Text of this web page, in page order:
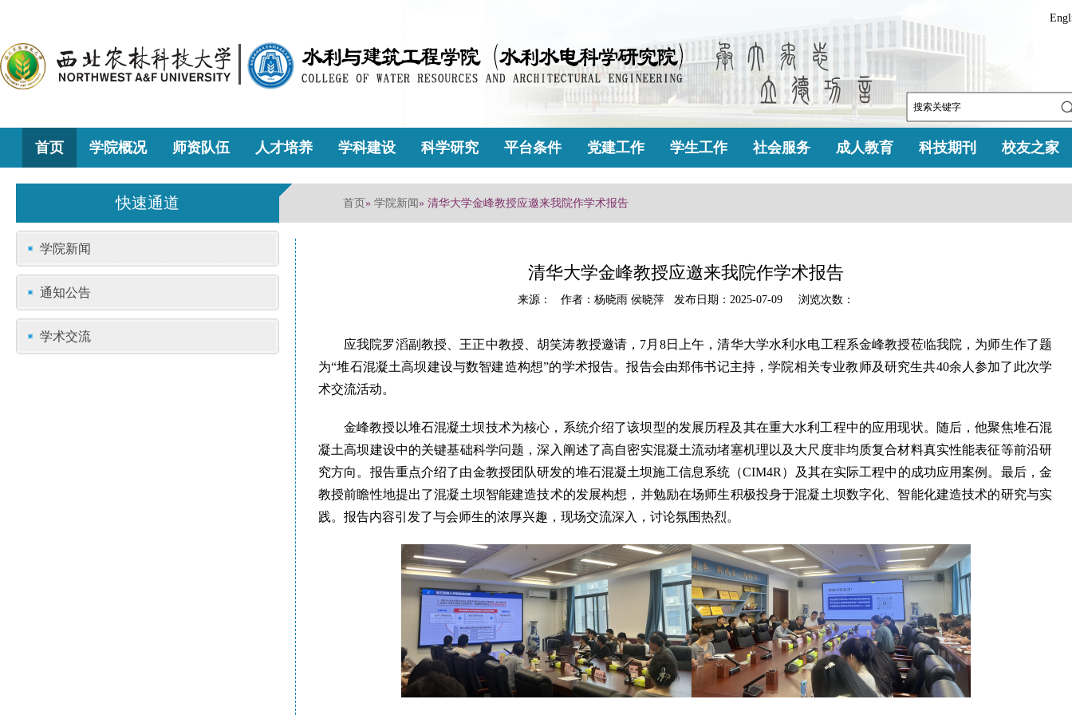
首页 学院概况 师资队伍 人才培养 学科建设 科学研究 平台条件 党建工作 学生工作 社会服务 成人教育 科技期刊 校友之家
快速通道 首页 » 学院新闻» 清华大学金峰教授应邀来我院作学术报告
学院新闻
通知公告
学术交流
清华大学金峰教授应邀来我院作学术报告
来源： 作者：杨晓雨 侯晓萍 发布日期：2025-07-09 浏览次数：
应我院罗滔副教授、王正中教授、胡笑涛教授邀请，7月8日上午，清华大学水利水电工程系金峰教授莅临我院，为师生作了题
为“堆石混凝土高坝建设与数智建造构想”的学术报告。报告会由郑伟书记主持，学院相关专业教师及研究生共40余人参加了此次学
术交流活动。
金峰教授以堆石混凝土坝技术为核心，系统介绍了该坝型的发展历程及其在重大水利工程中的应用现状。随后，他聚焦堆石混
凝土高坝建设中的关键基础科学问题，深入阐述了高自密实混凝土流动堵塞机理以及大尺度非均质复合材料真实性能表征等前沿研
究方向。报告重点介绍了由金教授团队研发的堆石混凝土坝施工信息系统（CIM4R）及其在实际工程中的成功应用案例。最后，金
教授前瞻性地提出了混凝土坝智能建造技术的发展构想，并勉励在场师生积极投身于混凝土坝数字化、智能化建造技术的研究与实
践。报告内容引发了与会师生的浓厚兴趣，现场交流深入，讨论氛围热烈。